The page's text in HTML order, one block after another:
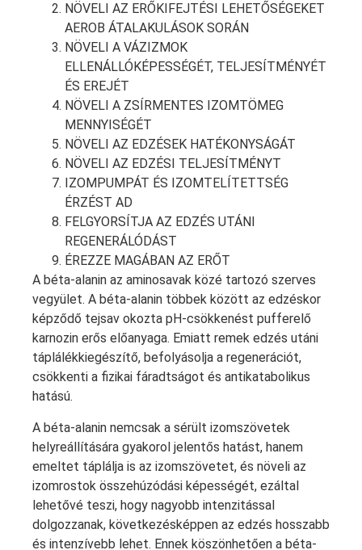
NÖVELI AZ ERŐKIFEJTÉSI LEHETŐSÉGEKET
AEROB ÁTALAKULÁSOK SORÁN
NÖVELI A VÁZIZMOK
ELLENÁLLÓKÉPESSÉGÉT, TELJESÍTMÉNYÉT
ÉS EREJÉT
NÖVELI A ZSÍRMENTES IZOMTÖMEG
MENNYISÉGÉT
NÖVELI AZ EDZÉSEK HATÉKONYSÁGÁT
NÖVELI AZ EDZÉSI TELJESÍTMÉNYT
IZOMPUMPÁT ÉS IZOMTELÍTETTSÉG
ÉRZÉST AD
FELGYORSÍTJA AZ EDZÉS UTÁNI
REGENERÁLÓDÁST
ÉREZZE MAGÁBAN AZ ERŐT
A béta-alanin az aminosavak közé tartozó szerves
vegyület. A béta-alanin többek között az edzéskor
képződő tejsav okozta pH-csökkenést pufferelő
karnozin erős előanyaga. Emiatt remek edzés utáni
táplálékkiegészítő, befolyásolja a regenerációt,
csökkenti a fizikai fáradtságot és antikatabolikus
hatású.
A béta-alanin nemcsak a sérült izomszövetek
helyreállítására gyakorol jelentős hatást, hanem
emeltet táplálja is az izomszövetet, és növeli az
izomrostok összehúzódási képességét, ezáltal
lehetővé teszi, hogy nagyobb intenzitással
dolgozzanak, következésképpen az edzés hosszabb
és intenzívebb lehet. Ennek köszönhetően a béta-